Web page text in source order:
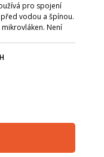
pro spojení
vodou a špínou.
Není